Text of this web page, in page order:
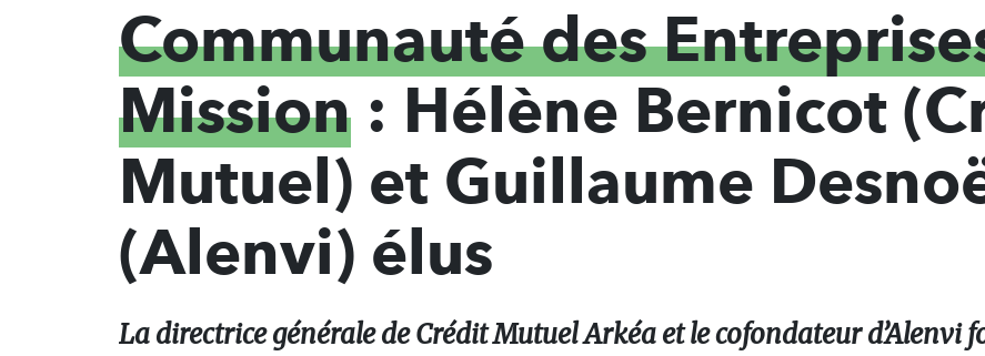
Communauté des
Mission : Hélène Bernicot
Mutuel) et Guillaume
(Alenvi) élus
La directrice générale de Crédit Mutuel Arkéa et le cofondateur d’Alenvi